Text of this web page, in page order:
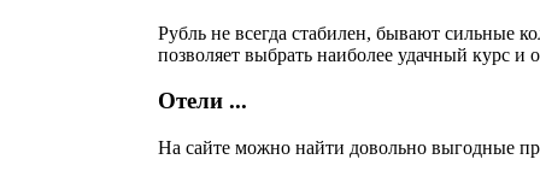
Рубль не всегда стабилен, бывают сильные
позволяет выбрать наиболее удачный курс
Отели ...
На сайте можно найти довольно выгодные